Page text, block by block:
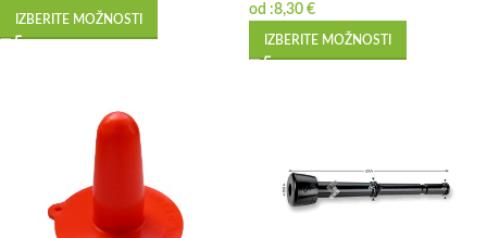
IZBERITE MOŽNOSTI
od :8,30 €
IZBERITE MOŽNOSTI